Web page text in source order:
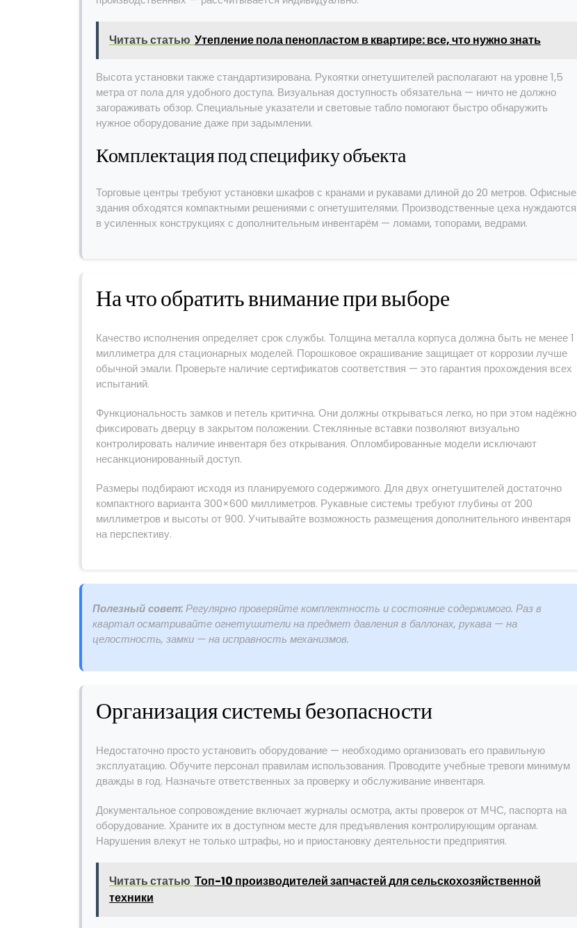
Читать статью Утепление пола пенопластом в квартире: все, что нужно знать
Высота установки также стандартизирована. Рукоятки огнетушителей располагают на уровне 1,5
метра от пола для удобного доступа. Визуальная доступность обязательна — ничто не должно
загораживать обзор. Специальные указатели и световые табло помогают быстро обнаружить
нужное оборудование даже при задымлении.
Комплектация под специфику объекта
Торговые центры требуют установки шкафов с кранами и рукавами длиной до 20 метров. Офисные
здания обходятся компактными решениями с огнетушителями. Производственные цеха нуждаются
в усиленных конструкциях с дополнительным инвентарём — ломами, топорами, ведрами.
На что обратить внимание при выборе
Качество исполнения определяет срок службы. Толщина металла корпуса должна быть не менее 1
миллиметра для стационарных моделей. Порошковое окрашивание защищает от коррозии лучше
обычной эмали. Проверьте наличие сертификатов соответствия — это гарантия прохождения всех
испытаний.
Функциональность замков и петель критична. Они должны открываться легко, но при этом надёжно
фиксировать дверцу в закрытом положении. Стеклянные вставки позволяют визуально
контролировать наличие инвентаря без открывания. Опломбированные модели исключают
несанкционированный доступ.
Размеры подбирают исходя из планируемого содержимого. Для двух огнетушителей достаточно
компактного варианта 300×600 миллиметров. Рукавные системы требуют глубины от 200
миллиметров и высоты от 900. Учитывайте возможность размещения дополнительного инвентаря
на перспективу.
Полезный совет:Регулярно проверяйте комплектность и состояние содержимого. Раз в
квартал осматривайте огнетушители на предмет давления в баллонах, рукава — на
целостность, замки — на исправность механизмов.
Организация системы безопасности
Недостаточно просто установить оборудование — необходимо организовать его правильную
эксплуатацию. Обучите персонал правилам использования. Проводите учебные тревоги минимум
дважды в год. Назначьте ответственных за проверку и обслуживание инвентаря.
Документальное сопровождение включает журналы осмотра, акты проверок от МЧС, паспорта на
оборудование. Храните их в доступном месте для предъявления контролирующим органам.
Нарушения влекут не только штрафы, но и приостановку деятельности предприятия.
Читать статью Топ-10 производителей запчастей для сельскохозяйственной
техники